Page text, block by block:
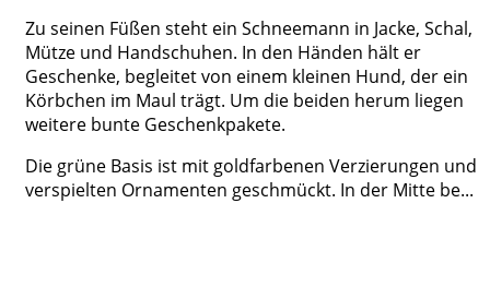
Zu seinen Füßen steht ein Schneemann in Jacke, Schal,
Mütze und Handschuhen. In den Händen hält er
Geschenke, begleitet von einem kleinen Hund, der ein
Körbchen im Maul trägt. Um die beiden herum liegen
weitere bunte Geschenkpakete.
Die grüne Basis ist mit goldfarbenen Verzierungen und
verspielten Ornamenten geschmückt. In der Mitte be...